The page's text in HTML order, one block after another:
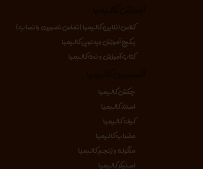
کلاس انلاین کالیمبا (تماس تصویری واتساپ)
پکیج آموزش ویدئویی کالیمبا
کتاب آموزش و نت کالیمبا
چکش کالیمبا
استند کالیمبا
کیف کالیمبا
مضراب کالیمبا
منگوله و زنجیر کالیمبا
استیکر کالیمبا